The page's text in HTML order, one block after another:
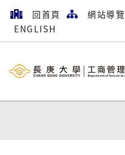
回首頁 網站導覽
ENGLISH